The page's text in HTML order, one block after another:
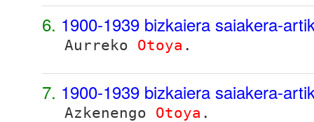
6. 1900-1939 bizkaiera saiakera-
Aurreko Otoya .
7. 1900-1939 bizkaiera saiakera-
Azkenengo Otoya .